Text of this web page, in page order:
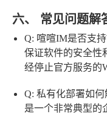
六、 常见问题解
Q: 喧喧IM是否支持
保证软件的安全性
经停止官方服务的
Q: 私有化部署如何
是一个非常典型的